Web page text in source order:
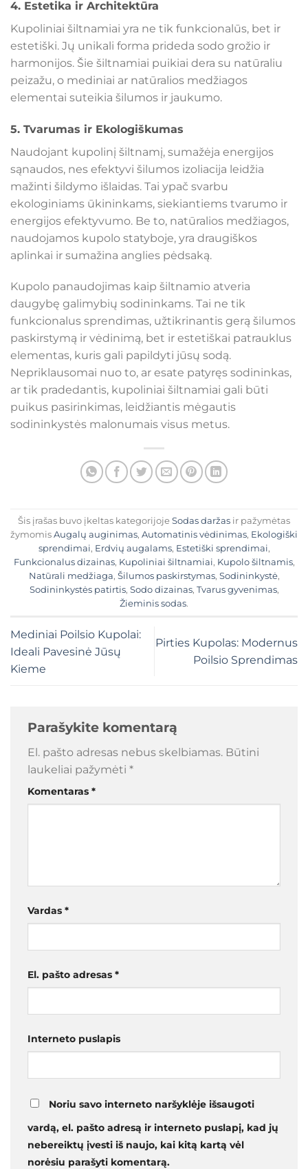
4. Estetika ir Architektūra
Kupoliniai šiltnamiai yra ne tik funkcionalūs, bet ir
estetiški. Jų unikali forma prideda sodo grožio ir
harmonijos. Šie šiltnamiai puikiai dera su natūraliu
peizažu, o mediniai ar natūralios medžiagos
elementai suteikia šilumos ir jaukumo.
5. Tvarumas ir Ekologiškumas
Naudojant kupolinį šiltnamį, sumažėja energijos
sąnaudos, nes efektyvi šilumos izoliacija leidžia
mažinti šildymo išlaidas. Tai ypač svarbu
ekologiniams ūkininkams, siekiantiems tvarumo ir
energijos efektyvumo. Be to, natūralios medžiagos,
naudojamos kupolo statyboje, yra draugiškos
aplinkai ir sumažina anglies pėdsaką.
Kupolo panaudojimas kaip šiltnamio atveria
daugybę galimybių sodininkams. Tai ne tik
funkcionalus sprendimas, užtikrinantis gerą šilumos
paskirstymą ir vėdinimą, bet ir estetiškai patrauklus
elementas, kuris gali papildyti jūsų sodą.
Nepriklausomai nuo to, ar esate patyręs sodininkas,
ar tik pradedantis, kupoliniai šiltnamiai gali būti
puikus pasirinkimas, leidžiantis mėgautis
sodininkystės malonumais visus metus.
Šis įrašas buvo įkeltas kategorijoje Sodas daržas ir pažymėtas
žymomis Augalų auginimas, Automatinis vėdinimas, Ekologiški
sprendimai, Erdvių augalams, Estetiški sprendimai,
Funkcionalus dizainas, Kupoliniai šiltnamiai, Kupolo šiltnamis,
Natūrali medžiaga, Šilumos paskirstymas, Sodininkystė,
Sodininkystės patirtis, Sodo dizainas, Tvarus gyvenimas,
Žieminis sodas.
Mediniai Poilsio Kupolai:
Ideali Pavesinė Jūsų
Kieme
Pirties Kupolas: Modernus
Poilsio Sprendimas
Parašykite komentarą
El. pašto adresas nebus skelbiamas. Būtini
laukeliai pažymėti *
Komentaras *
Vardas *
El. pašto adresas *
Interneto puslapis
Noriu savo interneto naršyklėje išsaugoti
vardą, el. pašto adresą ir interneto puslapį, kad jų
nebereiktų įvesti iš naujo, kai kitą kartą vėl
norėsiu parašyti komentarą.